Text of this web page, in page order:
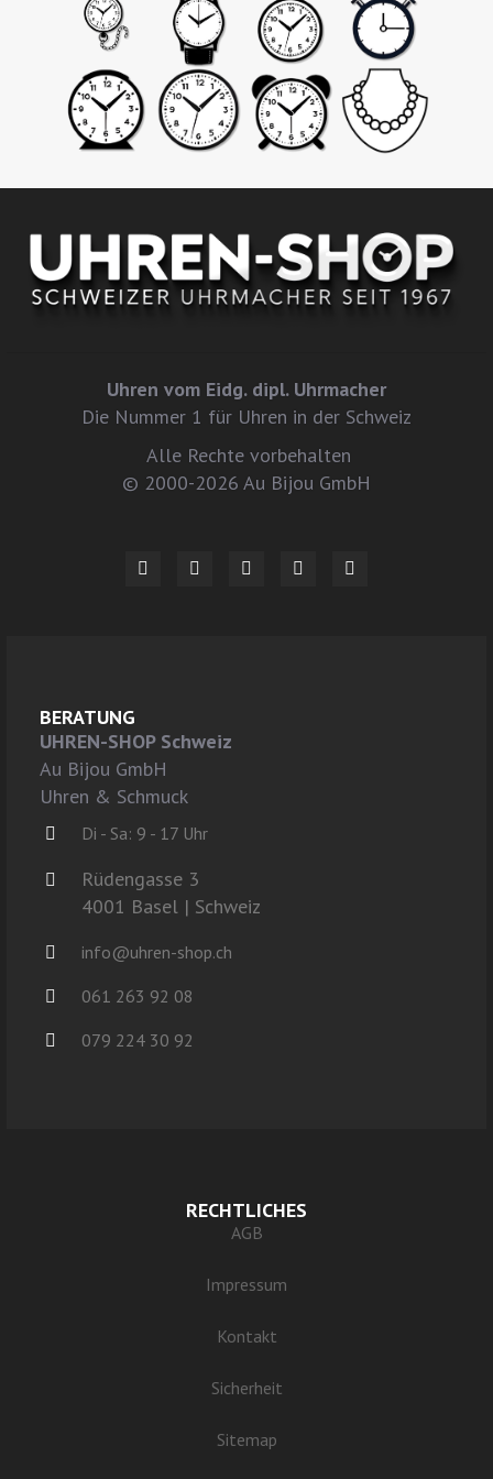
Uhren vom Eidg. dipl. Uhrmacher
Die Nummer 1 für Uhren in der Schweiz
Alle Rechte vorbehalten
© 2000-2026 Au Bijou GmbH
BERATUNG
UHREN-SHOP Schweiz
Au Bijou GmbH
Uhren & Schmuck
Di - Sa: 9 - 17 Uhr
Rüdengasse 3
4001 Basel | Schweiz
info@uhren-shop.ch
061 263 92 08
079 224 30 92
RECHTLICHES
AGB
Impressum
Kontakt
Sicherheit
Sitemap